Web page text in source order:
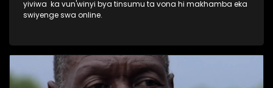
yiviwa ka vun'winyi bya tinsumu ta vona hi makhamba eka
swiyenge swa online.